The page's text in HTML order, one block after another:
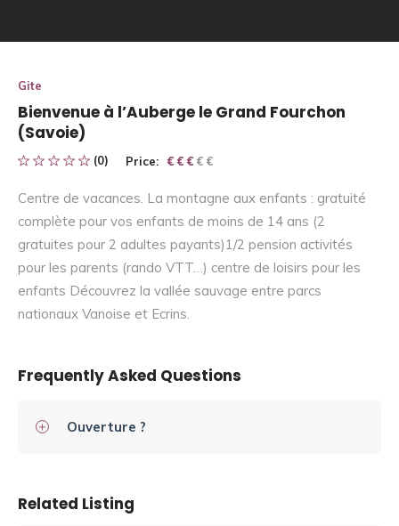
Gite
Bienvenue à l’Auberge le Grand Fourchon
(Savoie)
(0) Price: € € € € €
€ € €
Centre de vacances. La montagne aux enfants : gratuité
complète pour vos enfants de moins de 14 ans (2
gratuites pour 2 adultes payants)1/2 pension activités
pour les parents (rando VTT…) centre de loisirs pour les
enfants Découvrez la vallée sauvage entre parcs
nationaux Vanoise et Ecrins.
Frequently Asked Questions
Ouverture ?
Related Listing